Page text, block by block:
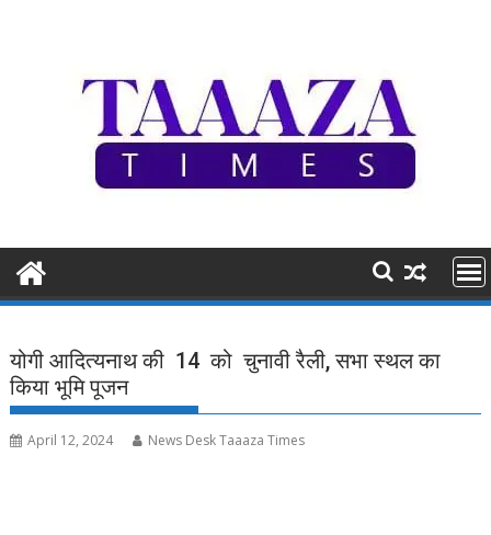
योगी आदित्यनाथ की 14 को चुनावी रैली, सभा स्थल का
किया भूमि पूजन
April 12, 2024 News Desk Taaaza Times